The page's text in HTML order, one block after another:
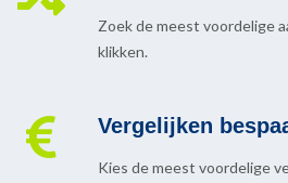
Zoek de meest voordelige
klikken.
Vergelijken
Kies de meest voordelige